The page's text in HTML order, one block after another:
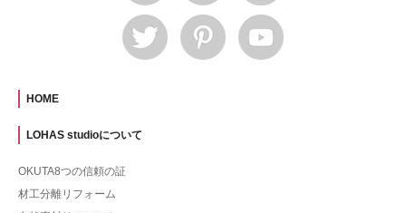
HOME
LOHAS studioについて
OKUTA8つの信頼の証
材工分離リフォーム